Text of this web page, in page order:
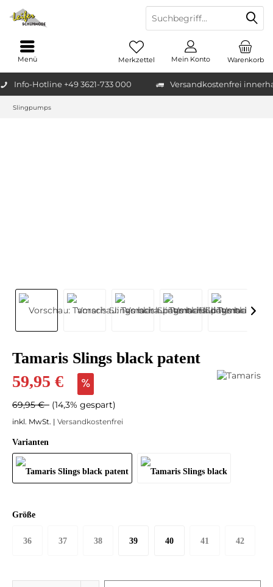
Info-Hotline +49 3621-733 000 Versandkostenfrei
Warenkorb
Merkzettel Mein Konto
Menü
Slingpumps
Tamaris Slings black patent
59,95 €
69,95 € (14,3% gespart)
inkl. MwSt. | Versandkostenfrei
Varianten
Größe
36 37 38 39 40 41 42